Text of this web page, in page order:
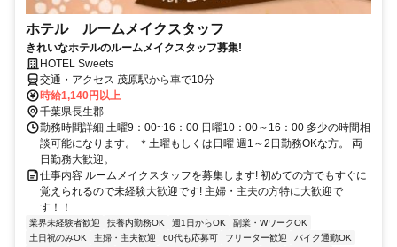
ホテル ルームメイクスタッフ
きれいなホテルのルームメイクスタッフ募集!
HOTEL Sweets
交通・アクセス 茂原駅から車で10分
時給1,140円以上
千葉県長生郡
勤務時間詳細 土曜9：00~16：00 日曜10：00～16：00 多少の時間相
談可能になります。 ＊土曜もしくは日曜 週1～2日勤務OKな方。 両
日勤務大歓迎。
仕事内容 ルームメイクスタッフを募集します! 初めての方でもすぐに
覚えられるので未経験大歓迎です! 主婦・主夫の方特に大歓迎で
す！！
業界未経験者歓迎 扶養内勤務OK 週1日からOK
副業・WワークOK
土日祝のみOK
主婦・主夫歓迎 60代も応募可 フリーター歓迎
バイク通勤OK